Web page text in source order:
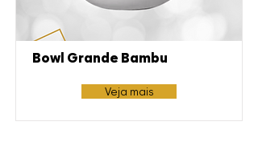
Bowl Grande Bambu
Veja mais